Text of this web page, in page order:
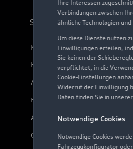
Ihre Interessen
Verbindungen zwischen
ähnliche Technologien
Um diese Dienste nutzen
Einwilligungen erteilen,
Sie keinen der
verpflichtet, in die
Cookie-Einstellungen
Widerruf der Einwilligung
Daten finden Sie in
Notwendige Cookies
Notwendige Cookies
Fahrzeugkonfigurator
Support
Kundenservice
Händlersuche
Audi Code
Häufige Fragen (FAQ)
Audi Online Beratung
Online-Terminvereinbarung